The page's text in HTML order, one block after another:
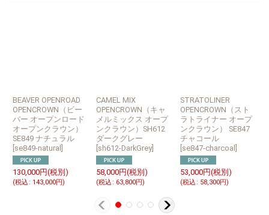
BEAVER OPENROAD
OPENCROWN（ビー
バー オープンロード
オープンクラウン）
SE849 ナチュラル
se849-natural
130,000円(税別)
(税込: 143,000円)
CAMEL MIX
OPENCROWN（キャ
メルミックス オープ
ンクラウン）SH612
ダークグレー
sh612-DarkGrey]
58,000円(税別)
(税込: 63,800円)
STRATOLINER
OPENCROWN（スト
ラトライナー オープ
ンクラウン） SE847
チャコール
se847-charcoal
53,000円(税別)
(税込: 58,300円)